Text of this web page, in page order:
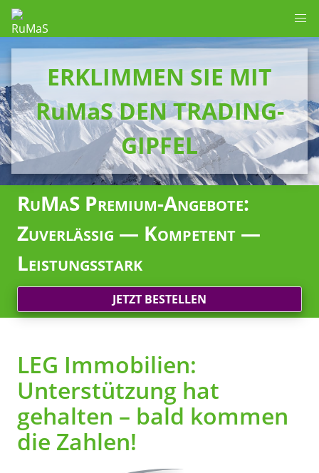
ERKLIMMEN SIE MIT
RuMaS DEN TRADING-
GIPFEL
RuMaS Premium-Angebote:
Zuverlässig — Kompetent —
Leistungsstark
JETZT BESTELLEN
LEG Immobilien:
Unterstützung hat
gehalten – bald kommen
die Zahlen!